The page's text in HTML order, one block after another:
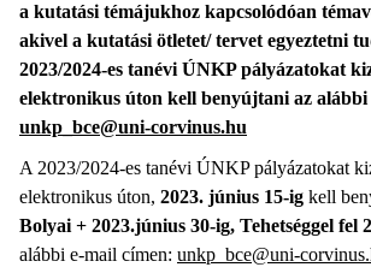
a kutatási témájukhoz kapcsolódóan
akivel a kutatási ötletet/ tervet egyeztetni
2023/2024-es tanévi ÚNKP pályázatokat
elektronikus úton kell benyújtani az alábbi
unkp_bce@uni-corvinus.hu
A 2023/2024-es tanévi ÚNKP pályázatokat
elektronikus úton, 2023. június 15-ig kell
Bolyai + 2023.június 30-ig, Tehetséggel fel
alábbi e-mail címen: unkp_bce@uni-